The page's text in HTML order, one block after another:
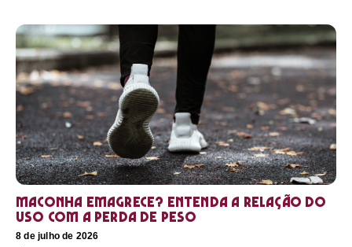
Maconha emagrece? Entenda a relação do
uso com a perda de peso
8 de julho de 2026